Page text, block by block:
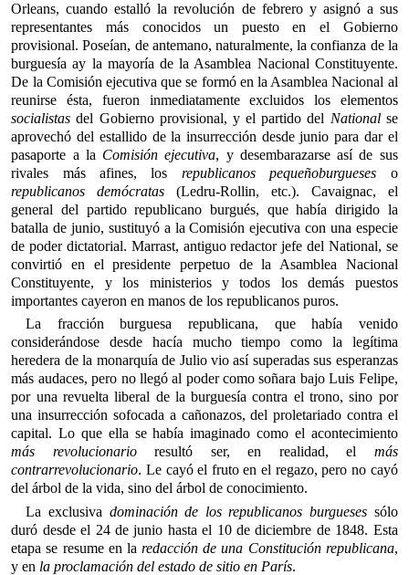
Orleans, cuando estalló la revolución de febrero y asignó a sus
representantes más conocidos un puesto en el Gobierno
provisional. Poseían, de antemano, naturalmente, la confianza de la
burguesía ay la mayoría de la Asamblea Nacional Constituyente.
De la Comisión ejecutiva que se formó en la Asamblea Nacional al
reunirse ésta, fueron inmediatamente excluidos los elementos
socialistasdel Gobierno provisional, y el partido del National se
aprovechó del estallido de la insurrección desde junio para dar el
pasaporte a la Comisión ejecutiva, y desembarazarse así de sus
rivales más afines, los republicanos pequeñoburgueses o
republicanos demócratas (Ledru-Rollin, etc.). Cavaignac, el
general del partido republicano burgués, que había dirigido la
batalla de junio, sustituyó a la Comisión ejecutiva con una especie
de poder dictatorial. Marrast, antiguo redactor jefe del National, se
convirtió en el presidente perpetuo de la Asamblea Nacional
Constituyente, y los ministerios y todos los demás puestos
importantes cayeron en manos de los republicanos puros.
La fracción burguesa republicana, que había venido
considerándose desde hacía mucho tiempo como la legítima
heredera de la monarquía de Julio vio así superadas sus esperanzas
más audaces, pero no llegó al poder como soñara bajo Luis Felipe,
por una revuelta liberal de la burguesía contra el trono, sino por
una insurrección sofocada a cañonazos, del proletariado contra el
capital. Lo que ella se había imaginado como el acontecimiento
más revolucionarioresultó ser, en realidad, el más
contrarrevolucionario. Le cayó el fruto en el regazo, pero no cayó
del árbol de la vida, sino del árbol de conocimiento.
La exclusiva dominación de los republicanos burgueses sólo
duró desde el 24 de junio hasta el 10 de diciembre de 1848. Esta
etapa se resume en laredacción de una Constitución republicana,
y en la proclamación del estado de sitio en París.